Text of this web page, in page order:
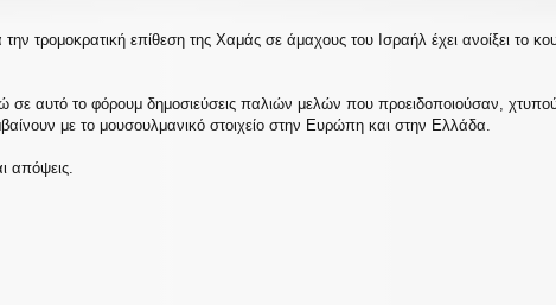
τρομοκρατική επίθεση της Χαμάς σε άμαχους του Ισραήλ έχει ανοίξει το
αυτό το φόρουμ δημοσιεύσεις παλιών μελών που προειδοποιούσαν,
με το μουσουλμανικό στοιχείο στην Ευρώπη και στην Ελλάδα.
απόψεις.